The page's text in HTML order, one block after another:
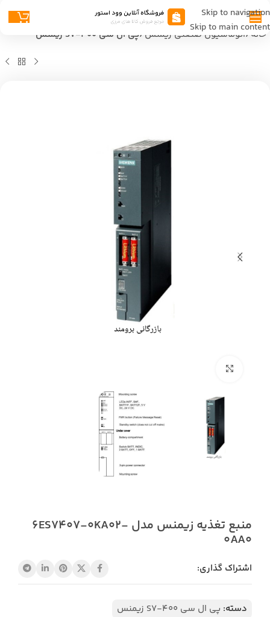
Skip to navigation
Skip to main content
خانه اتوماسیون صنعتی زیمنس پی ال سی S7-400 زیمنس
منبع تغذیه زیمنس مدل 6ES7407-0KA02-
0AA0
اشتراک گذاری:
دسته: پی ال سی S7-400 زیمنس